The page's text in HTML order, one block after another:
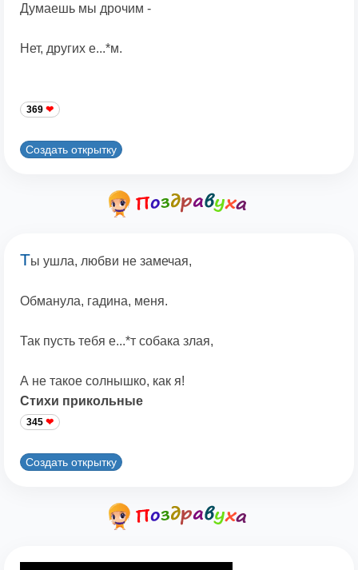
Думаешь мы дрочим -
Нет, других е...*м.
369
Создать открытку
Ты ушла, любви не замечая,
Обманула, гадина, меня.
Так пусть тебя е...*т собака злая,
А не такое солнышко, как я!
Стихи прикольные
345
Создать открытку